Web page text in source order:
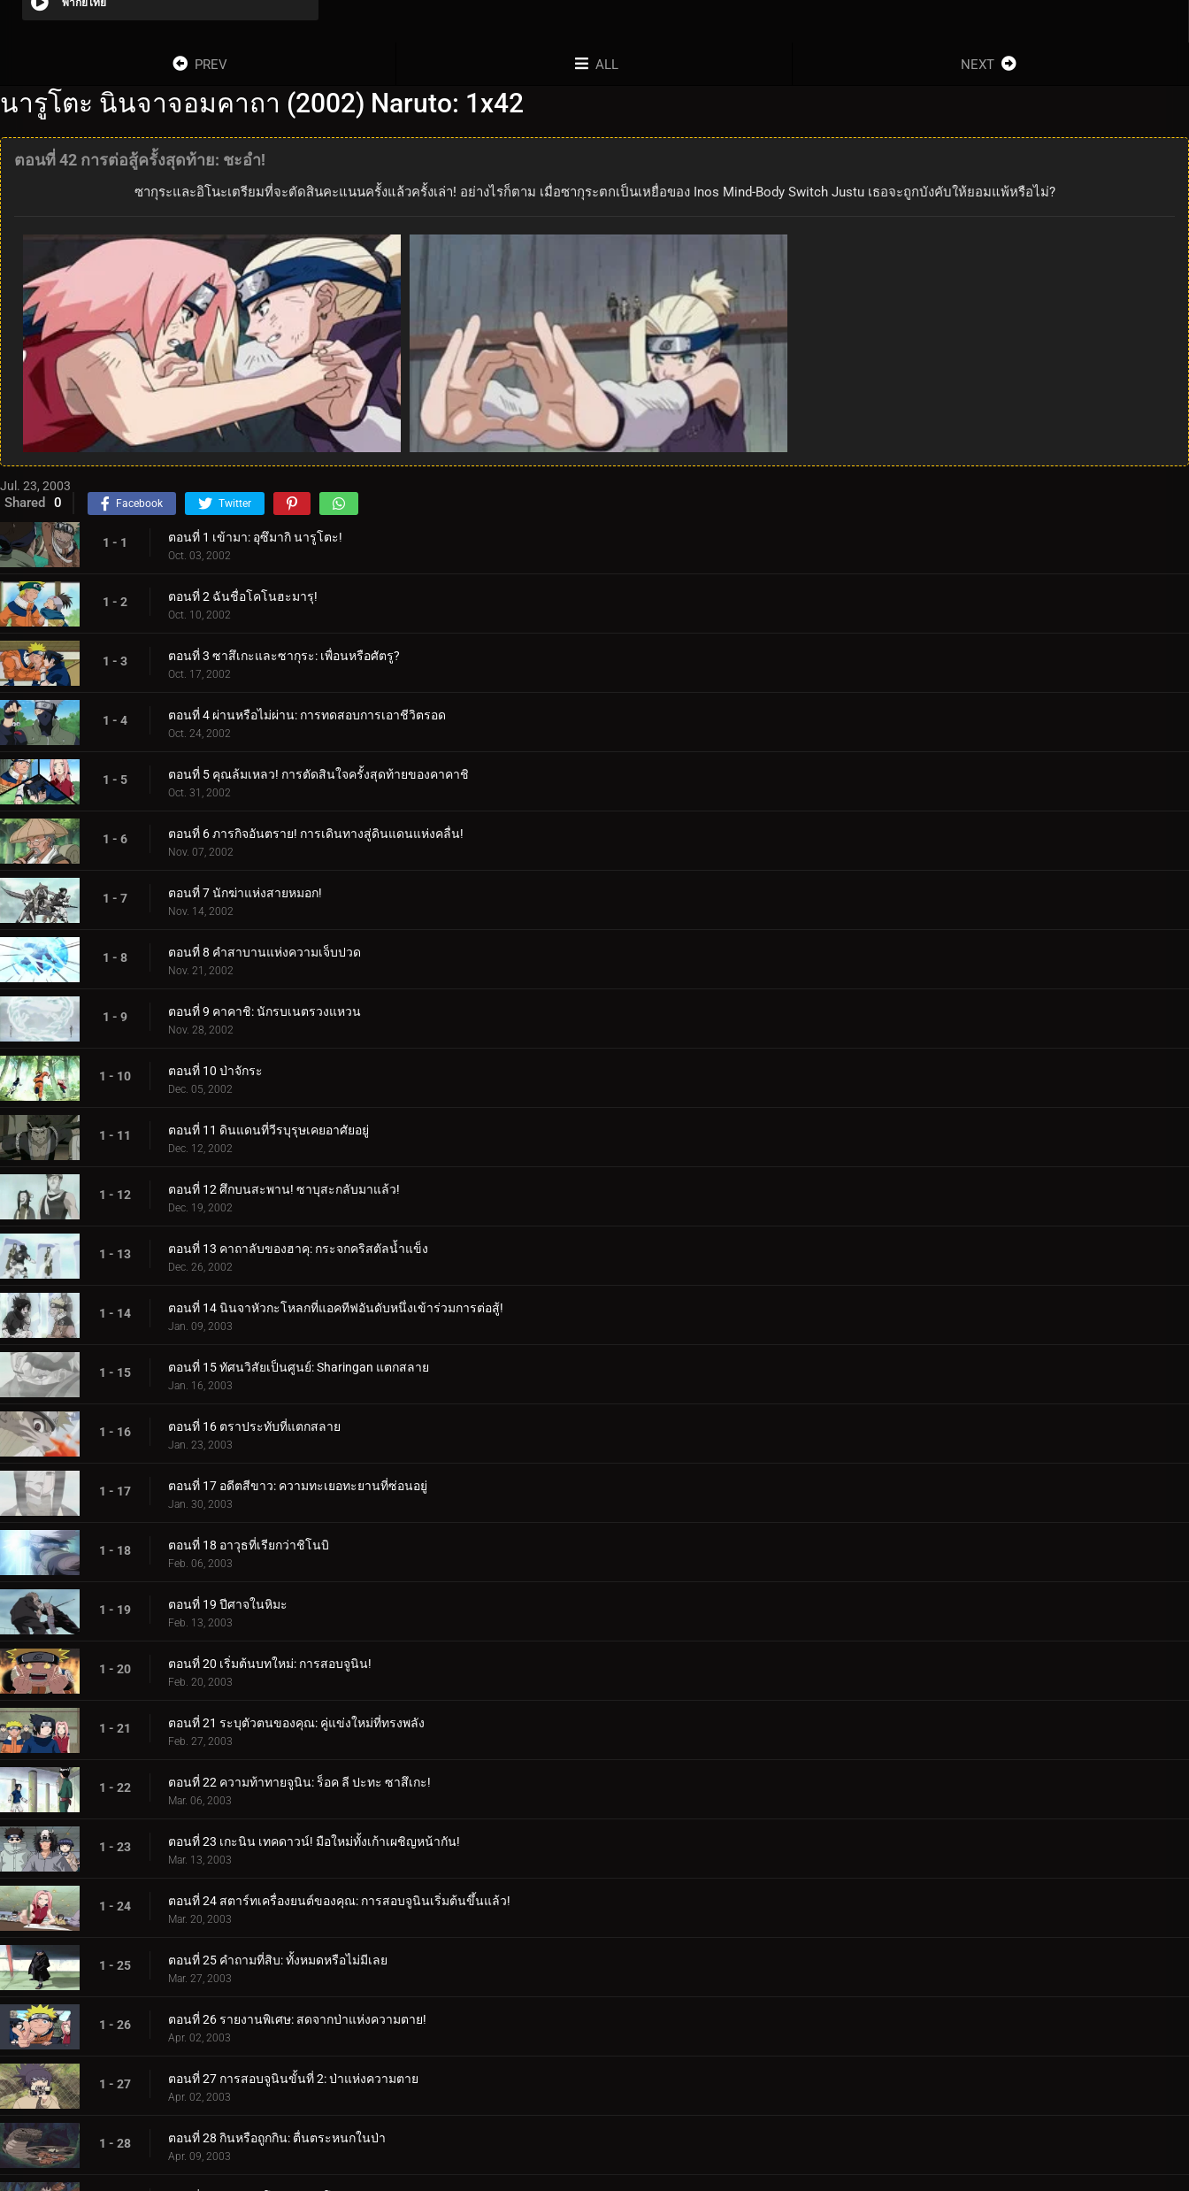
PREV ALL NEXT
นารูโตะ นินจาจอมคาถา (2002) Naruto: 1x42
ตอนที่ 42 การต่อสู้ครั้งสุดท้าย: ชะอำ!
ซากุระและอิโนะเตรียมที่จะตัดสินคะแนนครั้งแล้วครั้งเล่า! อย่างไรก็ตาม เมื่อซากุระตกเป็นเหยื่อของ Inos Mind-Body Switch Justu เธอจะถูกบังคับให้ยอมแพ้หรือไม่?
Jul. 23, 2003
Shared 0 Facebook Twitter
1 - 1 ตอนที่ 1 เข้ามา: อุซึมากิ นารูโตะ!
Oct. 03, 2002
1 - 2 ตอนที่ 2 ฉันชื่อโคโนฮะมารุ!
Oct. 10, 2002
1 - 3 ตอนที่ 3 ซาสึเกะและซากุระ: เพื่อนหรือศัตรู?
Oct. 17, 2002
1 - 4 ตอนที่ 4 ผ่านหรือไม่ผ่าน: การทดสอบการเอาชีวิตรอด
Oct. 24, 2002
1 - 5 ตอนที่ 5 คุณล้มเหลว! การตัดสินใจครั้งสุดท้ายของคาคาชิ
Oct. 31, 2002
1 - 6 ตอนที่ 6 ภารกิจอันตราย! การเดินทางสู่ดินแดนแห่งคลื่น!
Nov. 07, 2002
1 - 7 ตอนที่ 7 นักฆ่าแห่งสายหมอก!
Nov. 14, 2002
1 - 8 ตอนที่ 8 คำสาบานแห่งความเจ็บปวด
Nov. 21, 2002
1 - 9 ตอนที่ 9 คาคาชิ: นักรบเนตรวงแหวน
Nov. 28, 2002
1 - 10 ตอนที่ 10 ป่าจักระ
Dec. 05, 2002
1 - 11 ตอนที่ 11 ดินแดนที่วีรบุรุษเคยอาศัยอยู่
Dec. 12, 2002
1 - 12 ตอนที่ 12 ศึกบนสะพาน! ซาบุสะกลับมาแล้ว!
Dec. 19, 2002
1 - 13 ตอนที่ 13 คาถาลับของฮาคุ: กระจกคริสตัลน้ำแข็ง
Dec. 26, 2002
1 - 14 ตอนที่ 14 นินจาหัวกะโหลกที่แอคทีฟอันดับหนึ่งเข้าร่วมการต่อสู้!
Jan. 09, 2003
1 - 15 ตอนที่ 15 ทัศนวิสัยเป็นศูนย์: Sharingan แตกสลาย
Jan. 16, 2003
1 - 16 ตอนที่ 16 ตราประทับที่แตกสลาย
Jan. 23, 2003
1 - 17 ตอนที่ 17 อดีตสีขาว: ความทะเยอทะยานที่ซ่อนอยู่
Jan. 30, 2003
1 - 18 ตอนที่ 18 อาวุธที่เรียกว่าชิโนบิ
Feb. 06, 2003
1 - 19 ตอนที่ 19 ปีศาจในหิมะ
Feb. 13, 2003
1 - 20 ตอนที่ 20 เริ่มต้นบทใหม่: การสอบจูนิน!
Feb. 20, 2003
1 - 21 ตอนที่ 21 ระบุตัวตนของคุณ: คู่แข่งใหม่ที่ทรงพลัง
Feb. 27, 2003
1 - 22 ตอนที่ 22 ความท้าทายจูนิน: ร็อค ลี ปะทะ ซาสึเกะ!
Mar. 06, 2003
1 - 23 ตอนที่ 23 เกะนิน เทคดาวน์! มือใหม่ทั้งเก้าเผชิญหน้ากัน!
Mar. 13, 2003
1 - 24 ตอนที่ 24 สตาร์ทเครื่องยนต์ของคุณ: การสอบจูนินเริ่มต้นขึ้นแล้ว!
Mar. 20, 2003
1 - 25 ตอนที่ 25 คำถามที่สิบ: ทั้งหมดหรือไม่มีเลย
Mar. 27, 2003
1 - 26 ตอนที่ 26 รายงานพิเศษ: สดจากป่าแห่งความตาย!
Apr. 02, 2003
1 - 27 ตอนที่ 27 การสอบจูนินขั้นที่ 2: ป่าแห่งความตาย
Apr. 02, 2003
1 - 28 ตอนที่ 28 กินหรือถูกกิน: ตื่นตระหนกในป่า
Apr. 09, 2003